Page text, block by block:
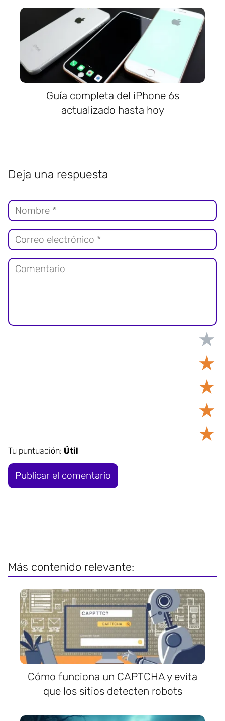
Guía completa del iPhone 6s
actualizado hasta hoy
Deja una respuesta
★
★
★
★
★
Tu puntuación: Útil
Más contenido relevante:
Cómo funciona un CAPTCHA y evita
que los sitios detecten robots